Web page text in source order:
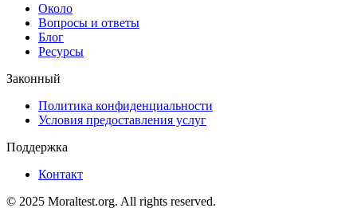
Около
Вопросы и ответы
Блог
Ресурсы
Законный
Политика конфиденциальности
Условия предоставления услуг
Поддержка
Контакт
© 2025 Moraltest.org. All rights reserved.